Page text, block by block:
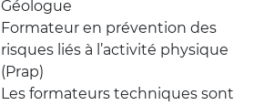
Géologue
Formateur en prévention des
risques liés à l’activité physique
(Prap)
Les formateurs techniques sont